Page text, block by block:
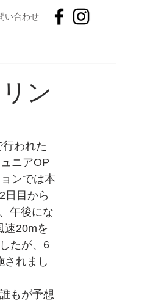
い合わせ
ン
われた
ニアOP
ンでは本
日目から
午後にな
速20mを
たが、6
されまし
もが予想